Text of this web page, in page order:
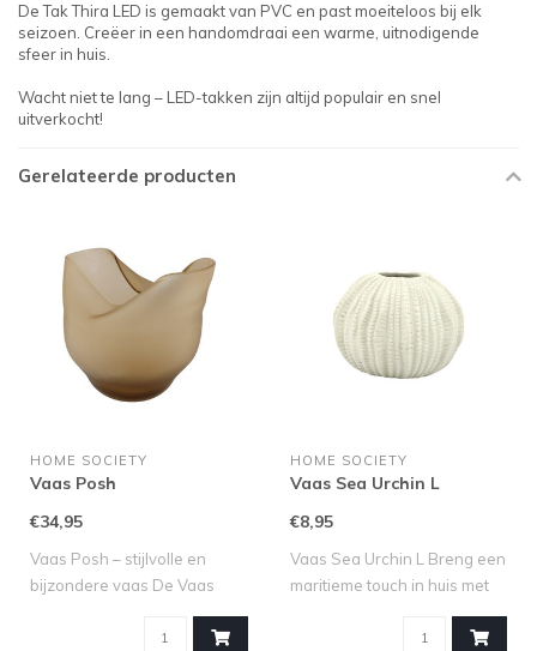
De Tak Thira LED is gemaakt van PVC en past moeiteloos bij elk
seizoen. Creëer in een handomdraai een warme, uitnodigende
sfeer in huis.
Wacht niet te lang – LED-takken zijn altijd populair en snel
uitverkocht!
Gerelateerde producten
HOME SOCIETY
Vaas Posh
€34,95
Vaas Posh – stijlvolle en
bijzondere vaas De Vaas
HOME SOCIETY
Vaas Sea Urchin L
€8,95
Vaas Sea Urchin L Breng een
maritieme touch in huis met